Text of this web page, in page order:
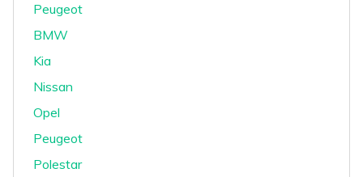
Peugeot
BMW
Kia
Nissan
Opel
Peugeot
Polestar